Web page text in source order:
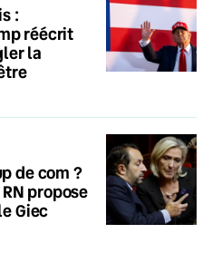
:
réécrit
la
de com ?
propose
Giec